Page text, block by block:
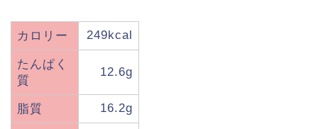
カロリー 249kcal
たんぱく
質
12.6g
脂質 16.2g